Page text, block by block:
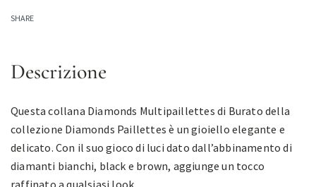
SHARE
Descrizione
Questa collana Diamonds Multipaillettes di Burato della
collezione Diamonds Paillettes è un gioiello elegante e
delicato. Con il suo gioco di luci dato dall’abbinamento di
diamanti bianchi, black e brown, aggiunge un tocco